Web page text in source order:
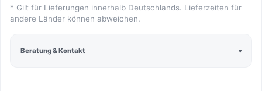
* Gilt für Lieferungen innerhalb Deutschlands. Lieferzeiten für
andere Länder können abweichen.
Beratung & Kontakt